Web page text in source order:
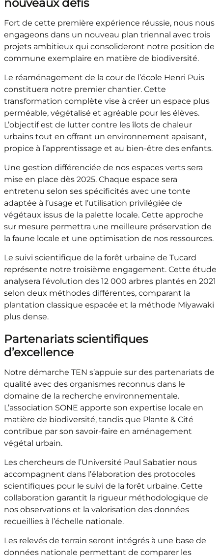
nouveaux défis
Fort de cette première expérience réussie, nous nous
engageons dans un nouveau plan triennal avec trois
projets ambitieux qui consolideront notre position de
commune exemplaire en matière de biodiversité.
Le réaménagement de la cour de l’école Henri Puis
constituera notre premier chantier. Cette
transformation complète vise à créer un espace plus
perméable, végétalisé et agréable pour les élèves.
L’objectif est de lutter contre les îlots de chaleur
urbains tout en offrant un environnement apaisant,
propice à l’apprentissage et au bien-être des enfants.
Une gestion différenciée de nos espaces verts sera
mise en place dès 2025. Chaque espace sera
entretenu selon ses spécificités avec une tonte
adaptée à l’usage et l’utilisation privilégiée de
végétaux issus de la palette locale. Cette approche
sur mesure permettra une meilleure préservation de
la faune locale et une optimisation de nos ressources.
Le suivi scientifique de la forêt urbaine de Tucard
représente notre troisième engagement. Cette étude
analysera l’évolution des 12 000 arbres plantés en 2021
selon deux méthodes différentes, comparant la
plantation classique espacée et la méthode Miyawaki
plus dense.
Partenariats scientifiques
d’excellence
Notre démarche TEN s’appuie sur des partenariats de
qualité avec des organismes reconnus dans le
domaine de la recherche environnementale.
L’association SONE apporte son expertise locale en
matière de biodiversité, tandis que Plante & Cité
contribue par son savoir-faire en aménagement
végétal urbain.
Les chercheurs de l’Université Paul Sabatier nous
accompagnent dans l’élaboration des protocoles
scientifiques pour le suivi de la forêt urbaine. Cette
collaboration garantit la rigueur méthodologique de
nos observations et la valorisation des données
recueillies à l’échelle nationale.
Les relevés de terrain seront intégrés à une base de
données nationale permettant de comparer les